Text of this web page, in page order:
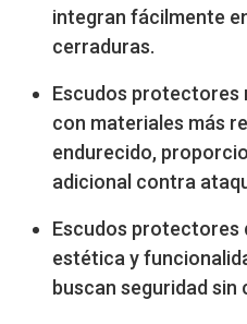
integran fácilmente
cerraduras.
Escudos protectores
con materiales más
endurecido,
adicional contra
Escudos protectores
estética y
buscan seguridad